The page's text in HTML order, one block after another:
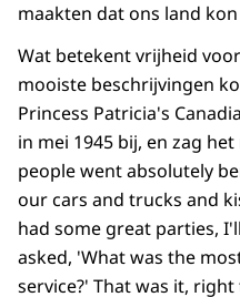
maakten dat ons land
Wat betekent vrijheid
mooiste beschrijvingen
Princess Patricia's
in mei 1945 bij, en zag
people went absolutely
our cars and trucks and
had some great parties,
asked, 'What was the
service?' That was it,